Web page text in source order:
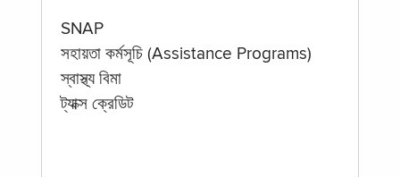
SNAP
সহায়তা কর্মসূচি (Assistance Programs)
স্বাস্থ্য বিমা
ট্যাক্স ক্রেডিট